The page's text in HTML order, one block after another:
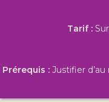
Tarif :
Prérequis : Justifier